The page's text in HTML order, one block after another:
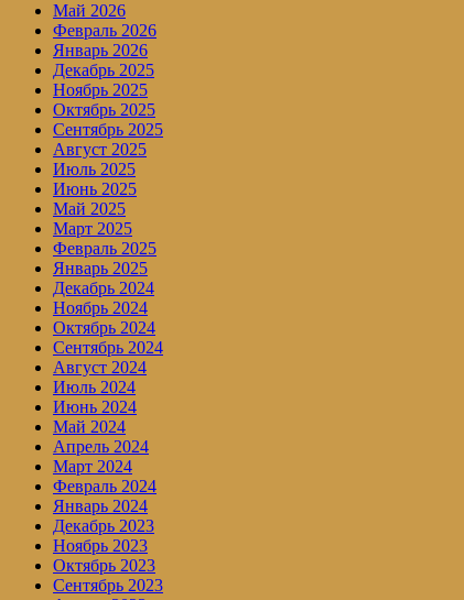
Май 2026
Февраль 2026
Январь 2026
Декабрь 2025
Ноябрь 2025
Октябрь 2025
Сентябрь 2025
Август 2025
Июль 2025
Июнь 2025
Май 2025
Март 2025
Февраль 2025
Январь 2025
Декабрь 2024
Ноябрь 2024
Октябрь 2024
Сентябрь 2024
Август 2024
Июль 2024
Июнь 2024
Май 2024
Апрель 2024
Март 2024
Февраль 2024
Январь 2024
Декабрь 2023
Ноябрь 2023
Октябрь 2023
Сентябрь 2023